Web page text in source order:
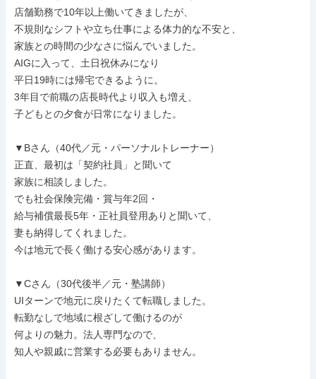
店舗勤務で10年以上働いてきましたが、
不規則なシフトや立ち仕事による体力的な不安と、
家族との時間の少なさに悩んでいました。
AIGに入って、土日祝休みになり
平日19時には帰宅できるように。
3年目で前職の店長時代より収入も増え、
子どもとの夕食が日常になりました。
▼Bさん（40代／元・パーソナルトレーナー）
正直、最初は「契約社員」と聞いて
家族に相談しました。
でも社会保険完備・賞与年2回・
給与補償最長5年・正社員登用ありと聞いて、
妻も納得してくれました。
今は地元で長く働ける安心感があります。
▼Cさん（30代後半／元・塾講師）
UIターンで地元に戻りたくて転職しました。
転勤なしで地域に根ざして働けるのが
何よりの魅力。法人専門なので、
知人や親戚に営業する必要もありません。